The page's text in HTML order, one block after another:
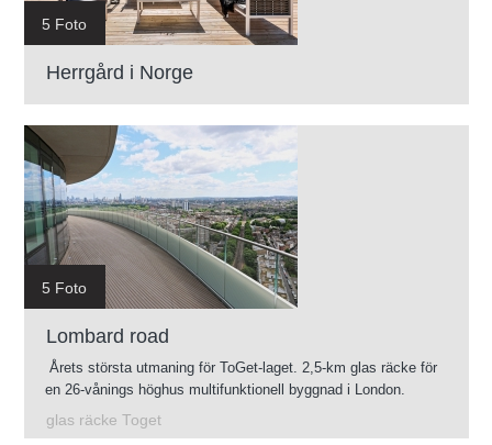
5 Foto
Herrgård i Norge
5 Foto
Lombard road
Årets största utmaning för ToGet-laget. 2,5-km glas räcke för
en 26-vånings höghus multifunktionell byggnad i London.
glas räcke Toget